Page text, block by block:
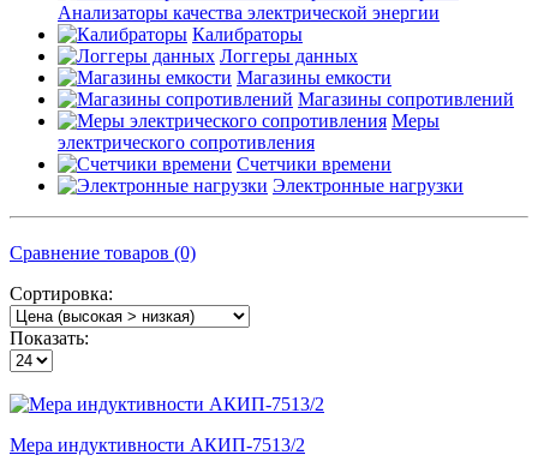
Анализаторы качества электрической энергии
Калибраторы
Логгеры данных
Магазины емкости
Магазины сопротивлений
Меры
электрического сопротивления
Счетчики времени
Электронные нагрузки
Сравнение товаров (0)
Сортировка:
Показать:
Мера индуктивности АКИП-7513/2